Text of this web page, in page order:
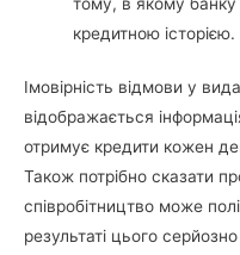
кредитною історією.
Імовірність відмови у
відображається
отримує кредити кожен
Також потрібно сказати
співробітництво може
результаті цього